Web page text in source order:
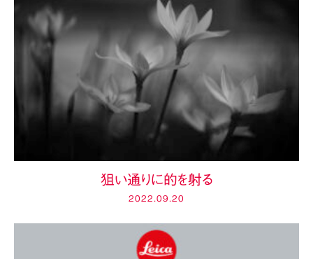
狙い通りに的を射る
2022.09.20